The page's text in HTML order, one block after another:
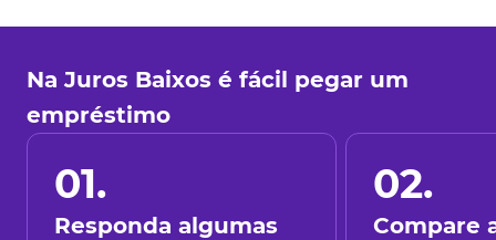
Na Juros Baixos é fácil pegar um
empréstimo
01.
Responda algumas
02.
Compare